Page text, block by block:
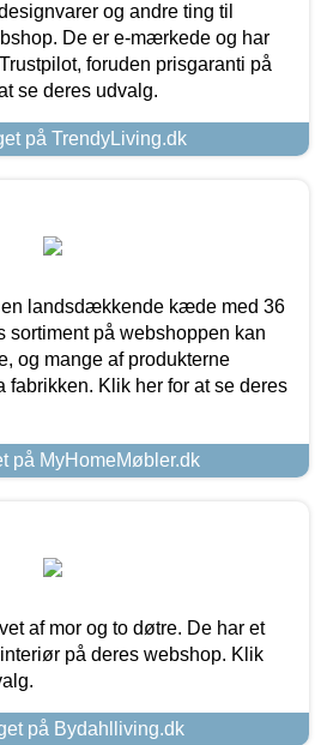
og andre ting til
De er e-mærkede og har
foruden prisgaranti på
se deres udvalg.
på TrendyLiving.dk
en landsdækkende kæde med 36
sortiment på webshoppen kan
og mange af produkterne
fabrikken. Klik her for at se deres
på MyHomeMøbler.dk
af mor og to døtre. De har et
på deres webshop. Klik
på Bydahlliving.dk